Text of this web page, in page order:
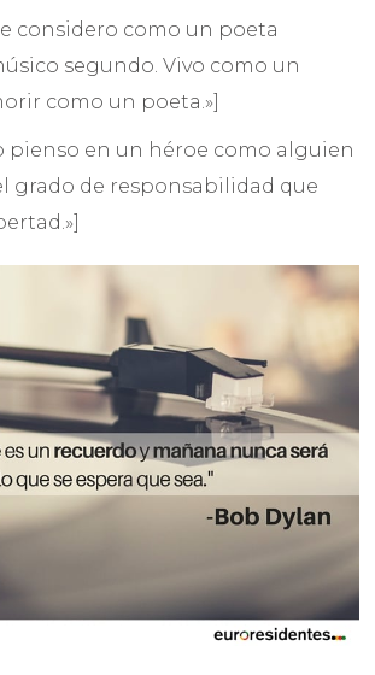
considero como un poeta
segundo. Vivo como un
como un poeta.»]
pienso en un héroe como alguien
grado de responsabilidad que